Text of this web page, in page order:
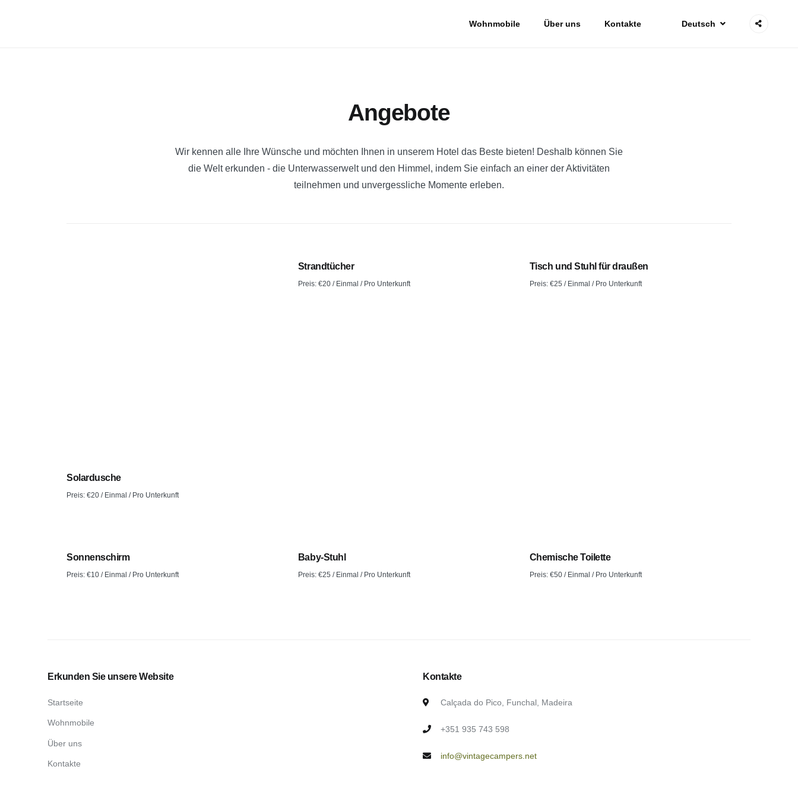
Wohnmobile Über uns Kontakte Deutsch
Angebote
Wir kennen alle Ihre Wünsche und möchten Ihnen in unserem Hotel das Beste bieten! Deshalb können Sie
die Welt erkunden - die Unterwasserwelt und den Himmel, indem Sie einfach an einer der Aktivitäten
teilnehmen und unvergessliche Momente erleben.
Solardusche
Preis: €20 / Einmal / Pro Unterkunft
Strandtücher
Preis: €20/ Einmal / Pro Unterkunft
Tisch und Stuhl für draußen
Preis: €25 / Einmal / Pro Unterkunft
Sonnenschirm
Preis: €10 / Einmal / Pro Unterkunft
Baby-Stuhl
Preis: €25 / Einmal / Pro Unterkunft
Chemische Toilette
Preis: €50/ Einmal / Pro Unterkunft
Erkunden Sie unsere Website
Startseite
Wohnmobile
Über uns
Kontakte
Kontakte
Calçada do Pico, Funchal, Madeira
+351 935 743 598
info@vintagecampers.net